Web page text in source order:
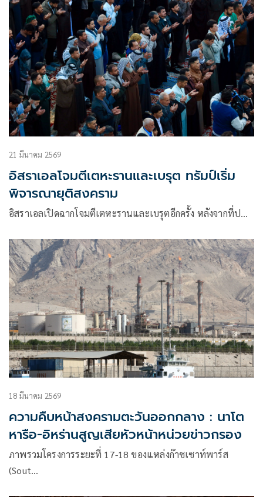
21 มีนาคม 2569
อิสราเอลโจมตีเตหะรานและเบรุต ทรัมป์เริ่ม
พิจารณายุติสงคราม
อิสราเอลเปิดฉากโจมตีเตหะรานและเบรุตอีกครั้ง หลังจากที่ป…
18 มีนาคม 2569
ความคืบหน้าสงครามตะวันออกกลาง : นาโต
หารือ-อิหร่านสูญเสียหัวหน้าหน่วยข่าวกรอง
ภาพรวมโครงการระยะที่ 17-18 ของแหล่งก๊าซเซาท์พาร์ส
(Sout…